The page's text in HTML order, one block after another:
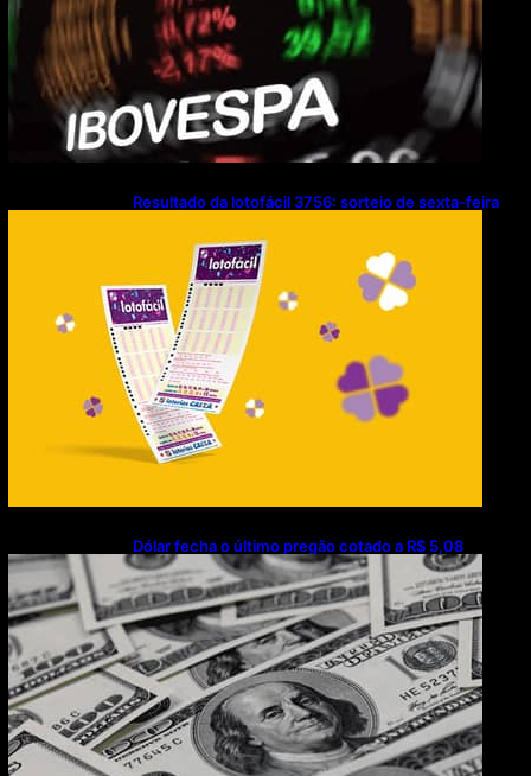
Resultado da lotofácil 3756: sorteio de sexta-feira
Dólar fecha o último pregão cotado a R$ 5,08